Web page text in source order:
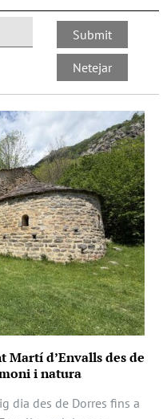
Martí d’Envalls des de
i natura
dia des de Dorres fins a